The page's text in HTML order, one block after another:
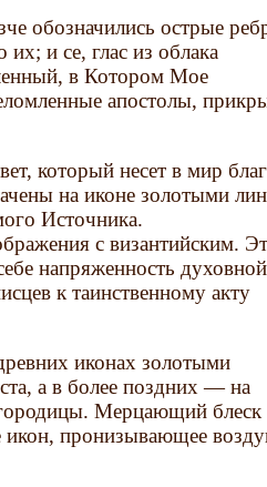
обозначились острые
и се, глас из облака
в Котором Мое
апостолы,
который несет в мир
на иконе золотыми
Источника.
с византийским.
напряженность духовной
к таинственному акту
иконах золотыми
а в более поздних — на
Мерцающий блеск
икон, пронизывающее